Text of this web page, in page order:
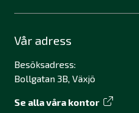
Vår adress
Besöksadress:
Bollgatan 3B, Växjö
Se alla våra kontor